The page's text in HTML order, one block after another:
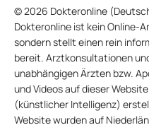
© 2026 Dokteronline
Dokteronline ist kein Online-
sondern stellt einen rein
bereit. Arztkonsultationen
unabhängigen Ärzten bzw.
und Videos auf dieser
(künstlicher Intelligenz)
Website wurden auf